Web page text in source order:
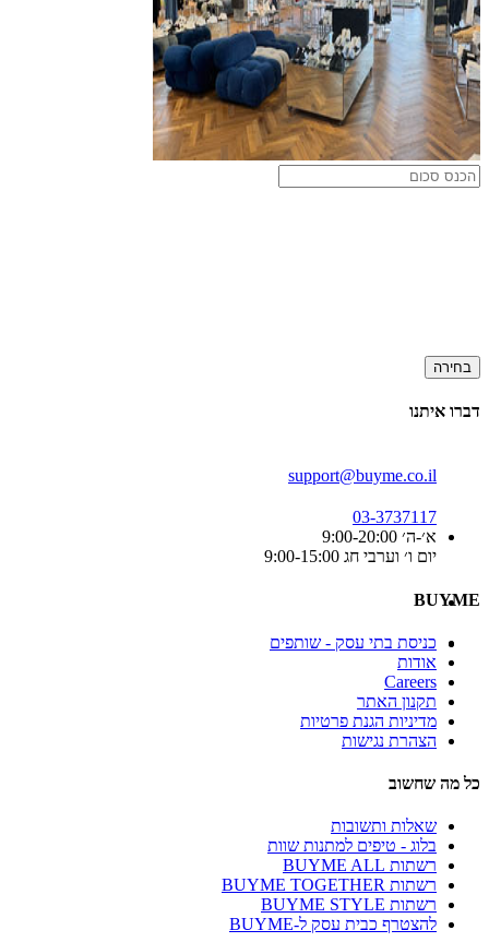
בחירה
דברו איתנו
support@buyme.co.il
03-3737117
א׳-ה׳ 9:00-20:00
יום ו׳ וערבי חג 9:00-15:00
BUYME
כניסת בתי עסק - שותפים
אודות
Careers
תקנון האתר
מדיניות הגנת פרטיות
הצהרת נגישות
כל מה שחשוב
שאלות ותשובות
בלוג - טיפים למתנות שוות
רשתות BUYME ALL
רשתות BUYME TOGETHER
רשתות BUYME STYLE
להצטרף כבית עסק ל-BUYME